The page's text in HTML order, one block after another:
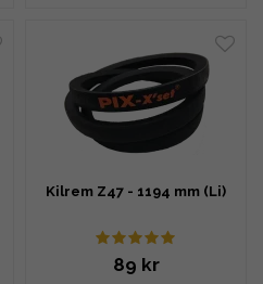
Kilrem Z47 - 1194 mm (Li)
89 kr